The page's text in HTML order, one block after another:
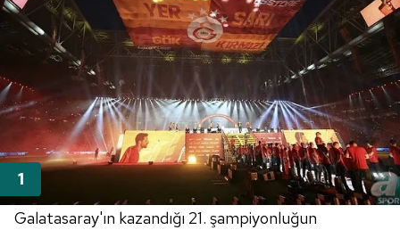
Galatasaray'ın kazandığı 21. şampiyonluğun